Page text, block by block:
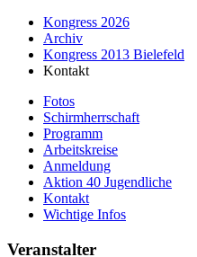
Kongress 2026
Archiv
Kongress 2013 Bielefeld
Kontakt
Fotos
Schirmherrschaft
Programm
Arbeitskreise
Anmeldung
Aktion 40 Jugendliche
Kontakt
Wichtige Infos
Veranstalter